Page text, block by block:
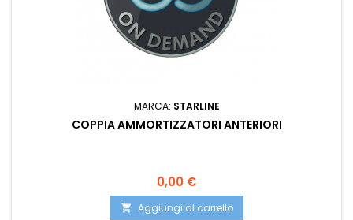
MARCA: STARLINE
COPPIA AMMORTIZZATORI ANTERIORI
Prezzo
0,00 €
 Aggiungi al carrello